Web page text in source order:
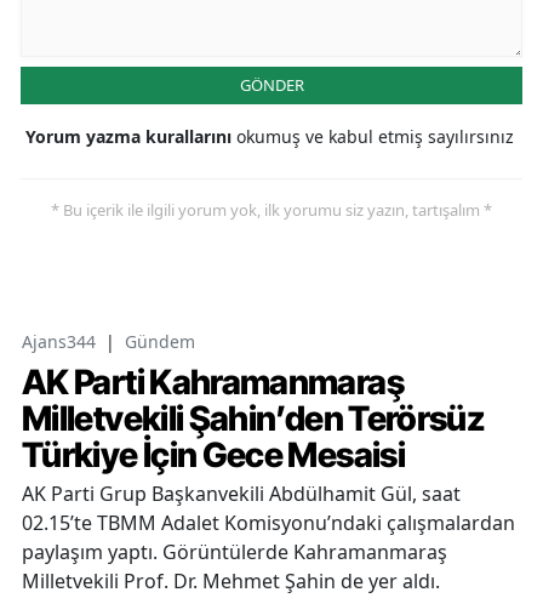
GÖNDER
Yorum yazma kurallarını okumuş ve kabul etmiş sayılırsınız
* Bu içerik ile ilgili yorum yok, ilk yorumu siz yazın, tartışalım *
Ajans344 | Gündem
AK Parti Kahramanmaraş
Milletvekili Şahin’den Terörsüz
Türkiye İçin Gece Mesaisi
AK Parti Grup Başkanvekili Abdülhamit Gül, saat
02.15’te TBMM Adalet Komisyonu’ndaki çalışmalardan
paylaşım yaptı. Görüntülerde Kahramanmaraş
Milletvekili Prof. Dr. Mehmet Şahin de yer aldı.